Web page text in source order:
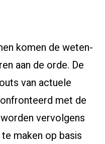
komen de weten-
aan de orde. De
van actuele
met de
vervolgens
maken op basis